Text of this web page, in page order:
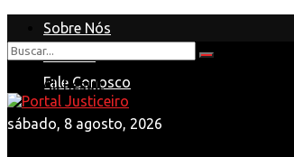
Sobre Nós
Anuncie
Fale Conosco
sábado, 8 agosto, 2026
View All Result